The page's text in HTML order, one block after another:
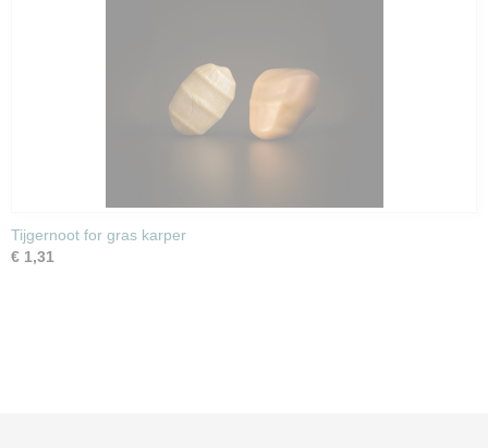
Tijgernoot for gras karper
€ 1,31